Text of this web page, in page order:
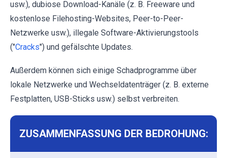
usw.), dubiose Download-Kanäle (z. B. Freeware und
kostenlose Filehosting-Websites, Peer-to-Peer-
Netzwerke usw.), illegale Software-Aktivierungstools
("Cracks") und gefälschte Updates.
Außerdem können sich einige Schadprogramme über
lokale Netzwerke und Wechseldatenträger (z. B. externe
Festplatten, USB-Sticks usw.) selbst verbreiten.
ZUSAMMENFASSUNG DER BEDROHUNG: